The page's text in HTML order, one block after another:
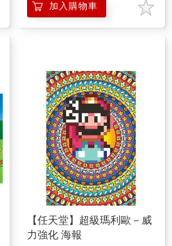
加入購物車
【任天堂】超級瑪利歐－威
力強化 海報